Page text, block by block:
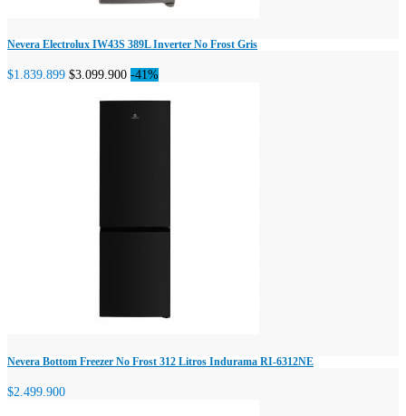
Nevera Electrolux IW43S 389L Inverter No Frost Gris
$1.839.899 $3.099.900 -41%
Nevera Bottom Freezer No Frost 312 Litros Indurama RI-6312NE
$2.499.900